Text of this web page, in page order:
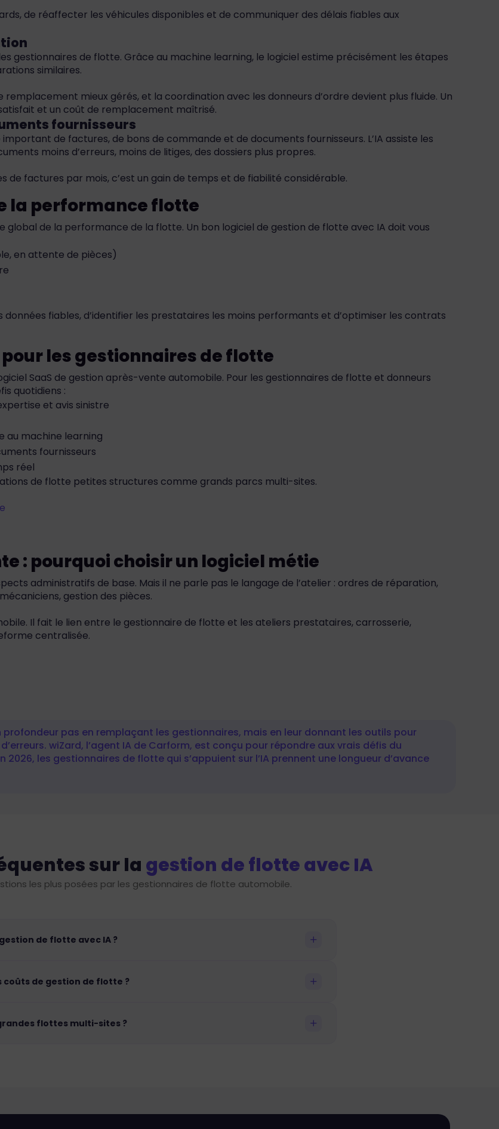
de réaffecter les véhicules disponibles et de communiquer des délais fiables aux
gestionnaires de flotte. Grâce au machine learning, le logiciel estime précisément les étapes
similaires.
remplacement mieux gérés, et la coordination avec les donneurs d’ordre devient plus fluide. Un
et un coût de remplacement maîtrisé.
fournisseurs
de factures, de bons de commande et de documents fournisseurs. L’IA assiste les
moins d’erreurs, moins de litiges, des dossiers plus propres.
de factures par mois, c’est un gain de temps et de fiabilité considérable.
la performance flotte
global de la performance de la flotte. Un bon logiciel de gestion de flotte avec IA doit vous
en attente de pièces)
fiables, d’identifier les prestataires les moins performants et d’optimiser les contrats
les gestionnaires de flotte
SaaS de gestion après-vente automobile. Pour les gestionnaires de flotte et donneurs
quotidiens :
et avis sinistre
au machine learning
fournisseurs
réel
de flotte petites structures comme grands parcs multi-sites.
: pourquoi choisir un logiciel métie
administratifs de base. Mais il ne parle pas le langage de l’atelier : ordres de réparation,
gestion des pièces.
Il fait le lien entre le gestionnaire de flotte et les ateliers prestataires, carrosserie,
centralisée.
pas en remplaçant les gestionnaires, mais en leur donnant les outils pour
wiZard, l’agent IA de Carform, est conçu pour répondre aux vrais défis du
les gestionnaires de flotte qui s’appuient sur l’IA prennent une longueur d’avance
sur la gestion de flotte avec IA
les plus posées par les gestionnaires de flotte automobile.
de flotte avec IA ?
coûts de gestion de flotte ?
flottes multi-sites ?